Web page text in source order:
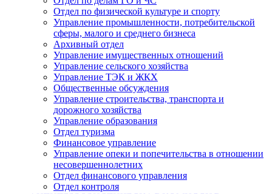
Отдел по физической культуре и спорту
Управление промышленности, потребительской
сферы, малого и среднего бизнеса
Архивный отдел
Управление имущественных отношений
Управление сельского хозяйства
Управление ТЭК и ЖКХ
Общественные обсуждения
Управление строительства, транспорта и
дорожного хозяйства
Управление образования
Отдел туризма
Финансовое управление
Управление опеки и попечительства в отношении
несовершеннолетних
Отдел финансового управления
Отдел контроля